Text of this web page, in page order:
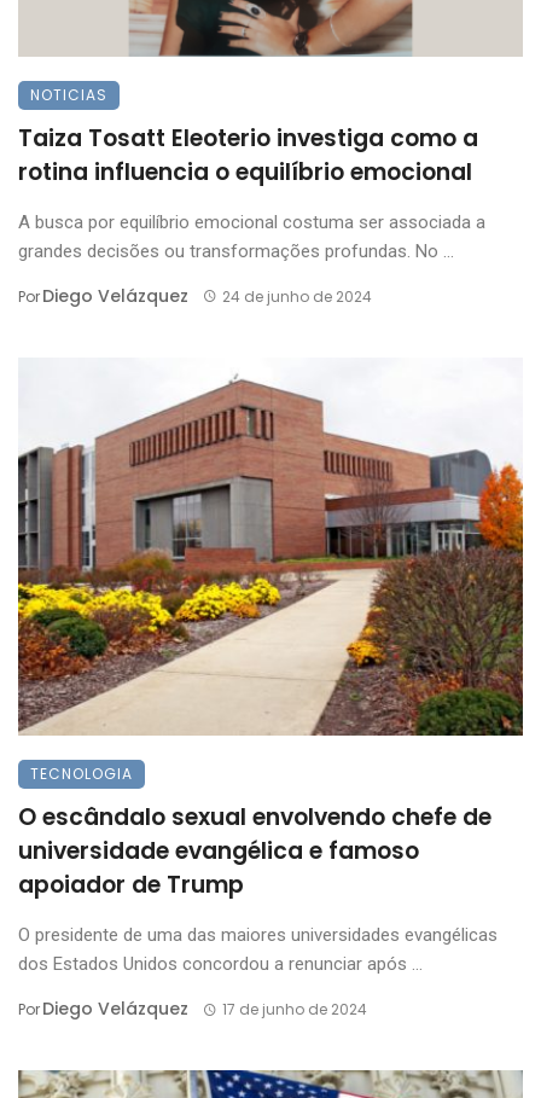
NOTICIAS
Taiza Tosatt Eleoterio investiga como a
rotina influencia o equilíbrio emocional
A busca por equilíbrio emocional costuma ser associada a
grandes decisões ou transformações profundas. No ...
PorDiego Velázquez 24 de junho de 2024
TECNOLOGIA
O escândalo sexual envolvendo chefe de
universidade evangélica e famoso
apoiador de Trump
O presidente de uma das maiores universidades evangélicas
dos Estados Unidos concordou a renunciar após ...
PorDiego Velázquez 17 de junho de 2024